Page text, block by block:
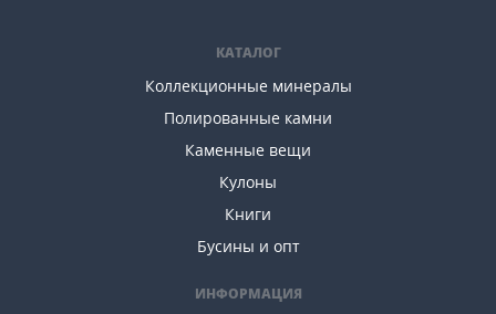
КАТАЛОГ
Коллекционные минералы
Полированные камни
Каменные вещи
Кулоны
Книги
Бусины и опт
ИНФОРМАЦИЯ